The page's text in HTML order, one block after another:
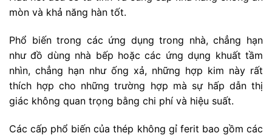
mòn và khả năng hàn tốt.
Phổ biến trong các ứng dụng trong nhà, chẳng hạn
như đồ dùng nhà bếp hoặc các ứng dụng khuất tầm
nhìn, chẳng hạn như ống xả, những hợp kim này rất
thích hợp cho những trường hợp mà sự hấp dẫn thị
giác không quan trọng bằng chi phí và hiệu suất.
Các cấp phổ biến của thép không gỉ ferit bao gồm các